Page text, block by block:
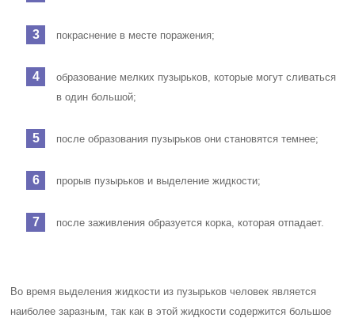
покраснение в месте поражения;
образование мелких пузырьков, которые могут сливаться
в один большой;
после образования пузырьков они становятся темнее;
прорыв пузырьков и выделение жидкости;
после заживления образуется корка, которая отпадает.
Во время выделения жидкости из пузырьков человек является
наиболее заразным, так как в этой жидкости содержится большое